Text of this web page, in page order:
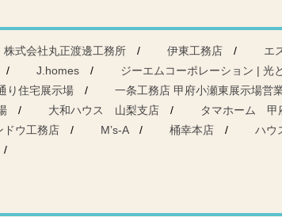
株式会社丸正渡邊工務所 伊東工務店
エ
J.homes
ジーエムコーポレーション | 光
り住宅展示場
一条工務店 甲府小瀬東展示場営
大和ハウス 山梨支店
タマホーム 甲
ドウ工務店 M’s-A 桶幸本店
ハウ